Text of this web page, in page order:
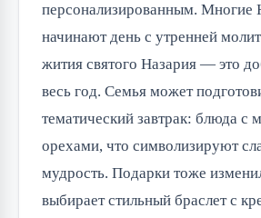
персонализированным. Многие
начинают день с утренней
жития святого Назария — это
весь год. Семья может
тематический завтрак: блюда с
орехами, что символизируют
мудрость. Подарки тоже
выбирает стильный браслет с